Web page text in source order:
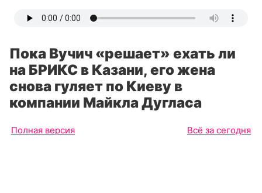
Пока Вучич «решает» ехать ли
на БРИКС в Казани, его жена
снова гуляет по Киеву в
компании Майкла Дугласа
Полная версия Всё за сегодня